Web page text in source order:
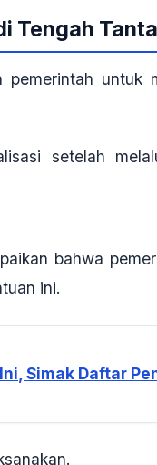
Tengah
untuk
setelah
bahwa
ini.
Simak Daftar